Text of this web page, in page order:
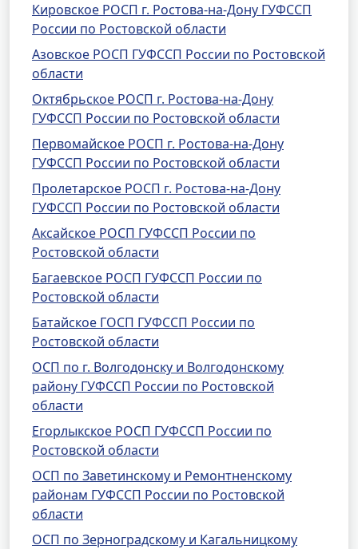
Кировское РОСП г. Ростова-на-Дону ГУФССП
России по Ростовской области
Азовское РОСП ГУФССП России по Ростовской
области
Октябрьское РОСП г. Ростова-на-Дону
ГУФССП России по Ростовской области
Первомайское РОСП г. Ростова-на-Дону
ГУФССП России по Ростовской области
Пролетарское РОСП г. Ростова-на-Дону
ГУФССП России по Ростовской области
Аксайское РОСП ГУФССП России по
Ростовской области
Багаевское РОСП ГУФССП России по
Ростовской области
Батайское ГОСП ГУФССП России по
Ростовской области
ОСП по г. Волгодонску и Волгодонскому
району ГУФССП России по Ростовской
области
Егорлыкское РОСП ГУФССП России по
Ростовской области
ОСП по Заветинскому и Ремонтненскому
районам ГУФССП России по Ростовской
области
ОСП по Зерноградскому и Кагальницкому